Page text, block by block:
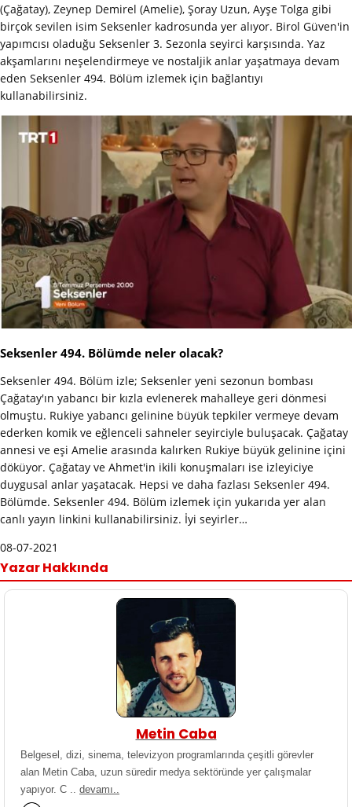
(Çağatay), Zeynep Demirel (Amelie), Şoray Uzun, Ayşe Tolga gibi
birçok sevilen isim Seksenler kadrosunda yer alıyor. Birol Güven'in
yapımcısı oladuğu Seksenler 3. Sezonla seyirci karşısında. Yaz
akşamlarını neşelendirmeye ve nostaljik anlar yaşatmaya devam
eden Seksenler 494. Bölüm izlemek için bağlantıyı
kullanabilirsiniz.
Seksenler 494. Bölümde neler olacak?
Seksenler 494. Bölüm izle; Seksenler yeni sezonun bombası
Çağatay'ın yabancı bir kızla evlenerek mahalleye geri dönmesi
olmuştu. Rukiye yabancı gelinine büyük tepkiler vermeye devam
ederken komik ve eğlenceli sahneler seyirciyle buluşacak. Çağatay
annesi ve eşi Amelie arasında kalırken Rukiye büyük gelinine içini
döküyor. Çağatay ve Ahmet'in ikili konuşmaları ise izleyiciye
duygusal anlar yaşatacak. Hepsi ve daha fazlası Seksenler 494.
Bölümde. Seksenler 494. Bölüm izlemek için yukarıda yer alan
canlı yayın linkini kullanabilirsiniz. İyi seyirler…
08-07-2021
Yazar Hakkında
Metin Caba
Belgesel, dizi, sinema, televizyon programlarında çeşitli görevler
alan Metin Caba, uzun süredir medya sektöründe yer çalışmalar
yapıyor. C .. devamı..